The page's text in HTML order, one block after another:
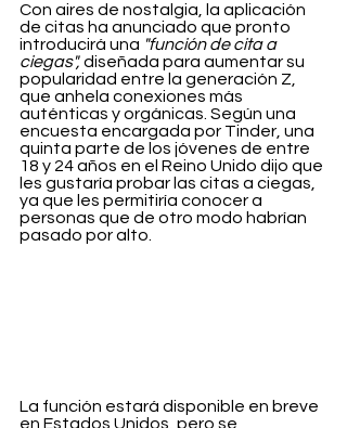
Con aires de nostalgia, la aplicación
de citas ha anunciado que pronto
introducirá una "función de cita a
ciegas", diseñada para aumentar su
popularidad entre la generación Z,
que anhela conexiones más
auténticas y orgánicas. Según una
encuesta encargada por Tinder, una
quinta parte de los jóvenes de entre
18 y 24 años en el Reino Unido dijo que
les gustaría probar las citas a ciegas,
ya que les permitiría conocer a
personas que de otro modo habrían
pasado por alto.
La función estará disponible en breve
en Estados Unidos, pero se